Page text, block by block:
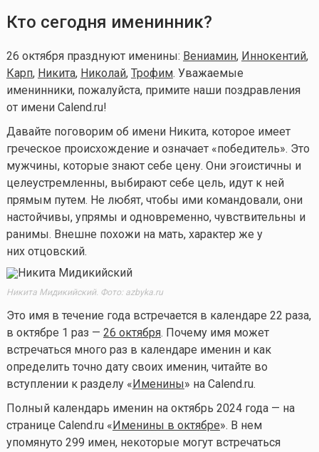
Кто сегодня именинник?
26 октября празднуют именины: Вениамин, Иннокентий,
Карп, Никита, Николай, Трофим. Уважаемые
именинники, пожалуйста, примите наши поздравления
от имени Calend.ru!
Давайте поговорим об имени Никита, которое имеет
греческое происхождение и означает «победитель». Это
мужчины, которые знают себе цену. Они эгоистичны и
целеустремленны, выбирают себе цель, идут к ней
прямым путем. Не любят, чтобы ими командовали, они
настойчивы, упрямы и одновременно, чувствительны и
ранимы. Внешне похожи на мать, характер же у
них отцовский.
Никита Мидикийский. Фото: azbyka.ru
Это имя в течение года встречается в календаре 22 раза,
в октябре 1 раз — 26 октября. Почему имя может
встречаться много раз в календаре именин и как
определить точно дату своих именин, читайте во
вступлении к разделу « Именины» на Calend.ru.
Полный календарь именин на октябрь 2024 года — на
странице Calend.ru « Именины в октябре». В нем
упомянуто 299 имен, некоторые могут встречаться